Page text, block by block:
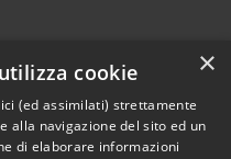
×
cookie
(ed assimilati) strettamente
alla navigazione del sito ed un
di elaborare informazioni